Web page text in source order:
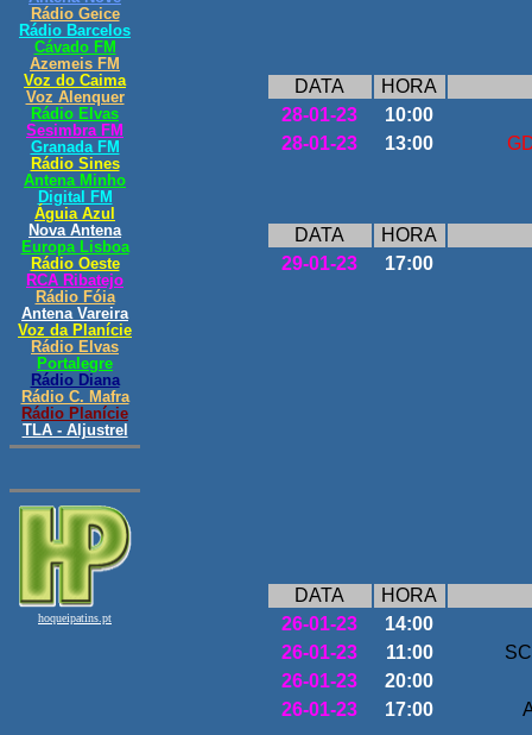
DATA
HORA
26-01-23
14:00
26-01-23
11:00
26-01-23
20:00
26-01-23
17:00
DATA
HORA
28-01-23
10:00
28-01-23
13:00
DATA
HORA
29-01-23
17:00